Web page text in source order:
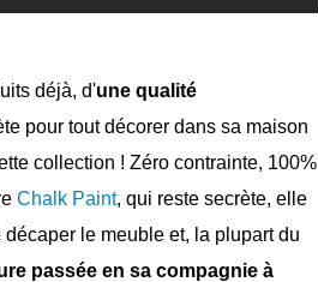
déjà, d'une qualité
pour tout décorer dans sa maison
collection ! Zéro contrainte, 100%
Chalk Paint, qui reste secrète, elle
le meuble et, la plupart du
passée en sa compagnie à